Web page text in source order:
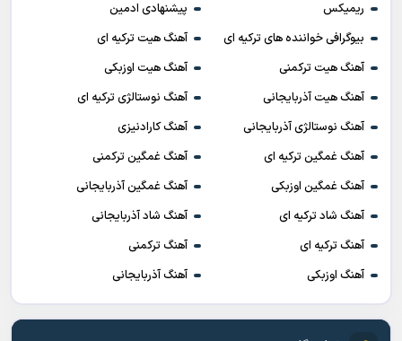
ریمیکس
پیشنهادی ادمین
بیوگرافی خواننده های ترکیه ای
آهنگ هیت ترکیه ای
آهنگ هیت ترکمنی
آهنگ هیت اوزبکی
آهنگ هیت آذربایجانی
آهنگ نوستالژی ترکیه ای
آهنگ نوستالژی آذربایجانی
آهنگ کارادنیزی
آهنگ غمگین ترکیه ای
آهنگ غمگین ترکمنی
آهنگ غمگین اوزبکی
آهنگ غمگین آذربایجانی
آهنگ شاد ترکیه ای
آهنگ شاد آذربایجانی
آهنگ ترکیه ای
آهنگ ترکمنی
آهنگ اوزبکی
آهنگ آذربایجانی